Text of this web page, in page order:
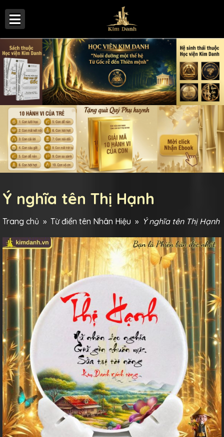
Ý nghĩa tên Thị Hạnh
Trang chủ » Từ điển tên Nhân Hiệu » Ý nghĩa tên Thị Hạnh